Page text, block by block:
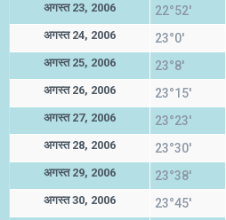
अगस्त 23, 2006 22°52'
अगस्त 24, 2006 23°0'
अगस्त 25, 2006 23°8'
अगस्त 26, 2006 23°15'
अगस्त 27, 2006 23°23'
अगस्त 28, 2006 23°30'
अगस्त 29, 2006 23°38'
अगस्त 30, 2006 23°45'